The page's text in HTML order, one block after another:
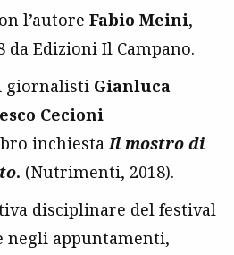
l’autore Fabio Meini,
da Edizioni Il Campano.
giornalisti Gianluca
Cecioni
inchiestaIl mostro di
. (Nutrimenti, 2018).
disciplinare del festival
negli appuntamenti,